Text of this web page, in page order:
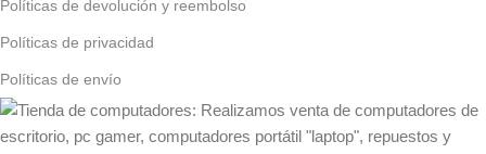
Políticas de devolución y reembolso
Políticas de privacidad
Políticas de envío